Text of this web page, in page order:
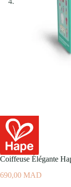
Coiffeuse Élégante
690,00 MAD